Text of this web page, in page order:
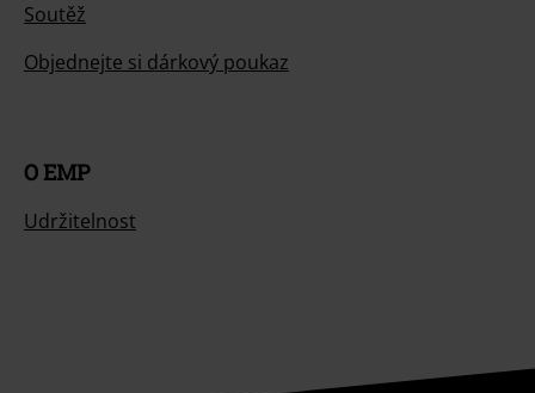
Soutěž
Objednejte si dárkový poukaz
O EMP
Udržitelnost